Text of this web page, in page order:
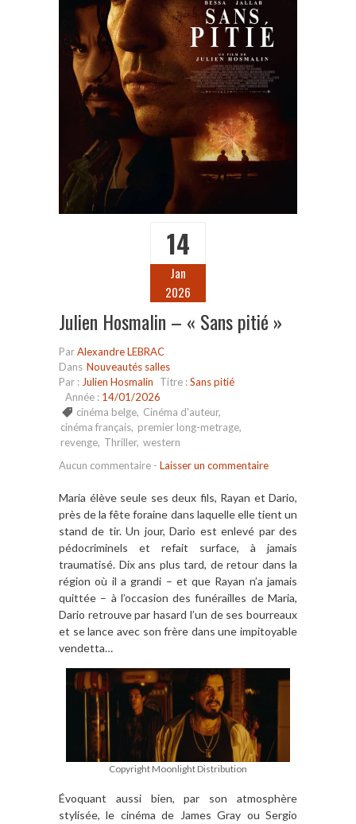
14
Jan
2026
Julien Hosmalin – « Sans pitié »
ParAlexandre LEBRAC
Dans Nouveautés salles
Par : Julien Hosmalin Titre :Sans pitié
Année : 14/01/2026
cinéma belge, Cinéma d'auteur,
cinéma français, premier long-metrage,
revenge, Thriller, western
Aucun commentaire - Laisser un commentaire
Maria élève seule ses deux fils, Rayan et Dario,
près de la fête foraine dans laquelle elle tient un
stand de tir. Un jour, Dario est enlevé par des
pédocriminels et refait surface, à jamais
traumatisé. Dix ans plus tard, de retour dans la
région où il a grandi – et que Rayan n’a jamais
quittée – à l’occasion des funérailles de Maria,
Dario retrouve par hasard l’un de ses bourreaux
et se lance avec son frère dans une impitoyable
vendetta…
Copyright Moonlight Distribution
Évoquant aussi bien, par son atmosphère
stylisée, le cinéma de James Gray ou Sergio